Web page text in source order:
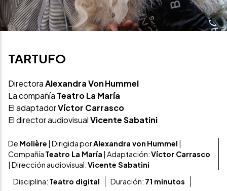
TARTUFO
DirectoraAlexandra Von Hummel
La compañía Teatro La María
El adaptadorVíctor Carrasco
El director audiovisualVicente Sabatini
De Molière | Dirigida porAlexandra von Hummel |
Compañía Teatro La María | Adaptación:Víctor Carrasco
| Dirección audiovisual:Vicente Sabatini
Disciplina: Teatro digital Duración: 71 minutos